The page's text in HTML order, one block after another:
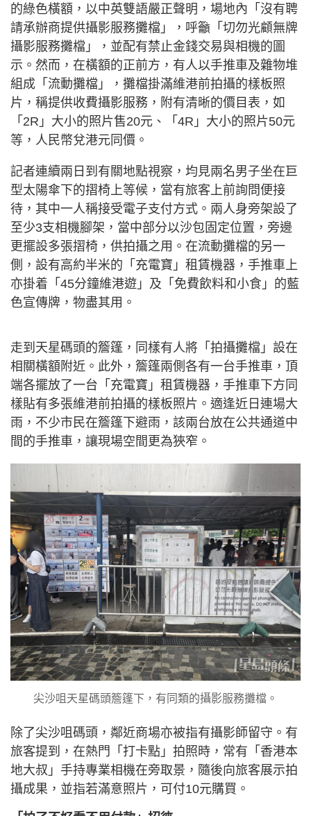
的綠色橫額，以中英雙語嚴正聲明，場地內「沒有聘
請承辦商提供攝影服務攤檔」，呼籲「切勿光顧無牌
攝影服務攤檔」，並配有禁止金錢交易與相機的圖
示。然而，在橫額的正前方，有人以手推車及雜物堆
組成「流動攤檔」，攤檔掛滿維港前拍攝的樣板照
片，稱提供收費攝影服務，附有清晰的價目表，如
「2R」大小的照片售20元、「4R」大小的照片50元
等，人民幣兌港元同價。
記者連續兩日到有關地點視察，均見兩名男子坐在巨
型太陽傘下的摺椅上等候，當有旅客上前詢問便接
待，其中一人稱接受電子支付方式。兩人身旁架設了
至少3支相機腳架，當中部分以沙包固定位置，旁邊
更擺設多張摺椅，供拍攝之用。在流動攤檔的另一
側，設有高約半米的「充電寶」租賃機器，手推車上
亦掛着「45分鐘維港遊」及「免費飲料和小食」的藍
色宣傳牌，物盡其用。
走到天星碼頭的簷篷，同樣有人將「拍攝攤檔」設在
相關橫額附近。此外，簷篷兩側各有一台手推車，頂
端各擺放了一台「充電寶」租賃機器，手推車下方同
樣貼有多張維港前拍攝的樣板照片。適逢近日連場大
雨，不少市民在簷篷下避雨，該兩台放在公共通道中
間的手推車，讓現場空間更為狹窄。
尖沙咀天星碼頭簷篷下，有同類的攝影服務攤檔。
除了尖沙咀碼頭，鄰近商場亦被指有攝影師留守。有
旅客提到，在熱門「打卡點」拍照時，常有「香港本
地大叔」手持專業相機在旁取景，隨後向旅客展示拍
攝成果，並指若滿意照片，可付10元購買。